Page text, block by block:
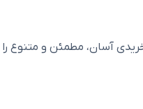
آسان، مطمئن و متنوع